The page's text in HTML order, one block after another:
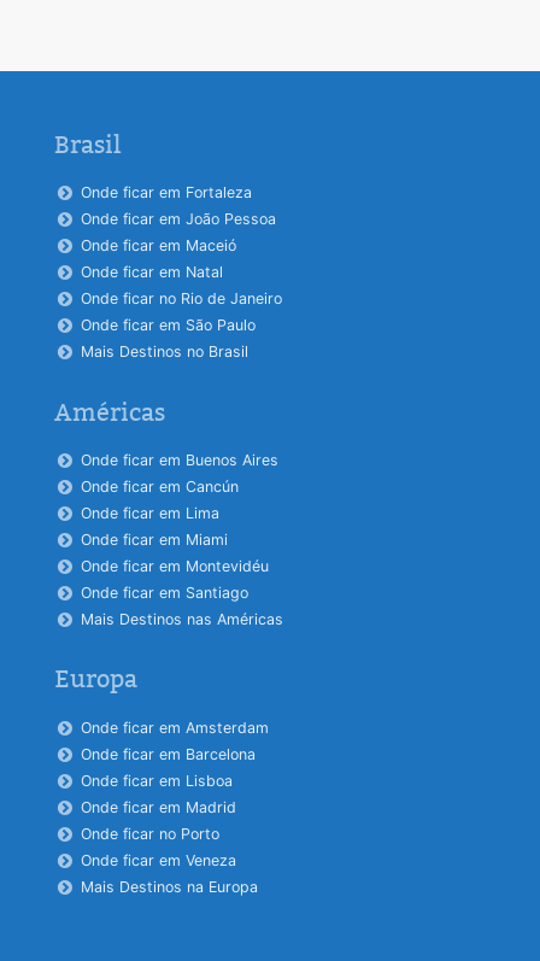
Brasil
Onde ficar em Fortaleza
Onde ficar em João Pessoa
Onde ficar em Maceió
Onde ficar em Natal
Onde ficar no Rio de Janeiro
Onde ficar em São Paulo
Mais Destinos no Brasil
Américas
Onde ficar em Buenos Aires
Onde ficar em Cancún
Onde ficar em Lima
Onde ficar em Miami
Onde ficar em Montevidéu
Onde ficar em Santiago
Mais Destinos nas Américas
Europa
Onde ficar em Amsterdam
Onde ficar em Barcelona
Onde ficar em Lisboa
Onde ficar em Madrid
Onde ficar no Porto
Onde ficar em Veneza
Mais Destinos na Europa